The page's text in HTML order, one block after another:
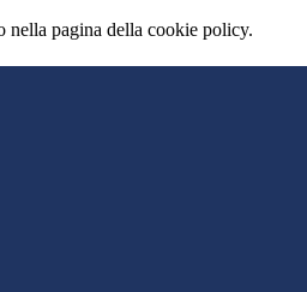
nella pagina della cookie policy.